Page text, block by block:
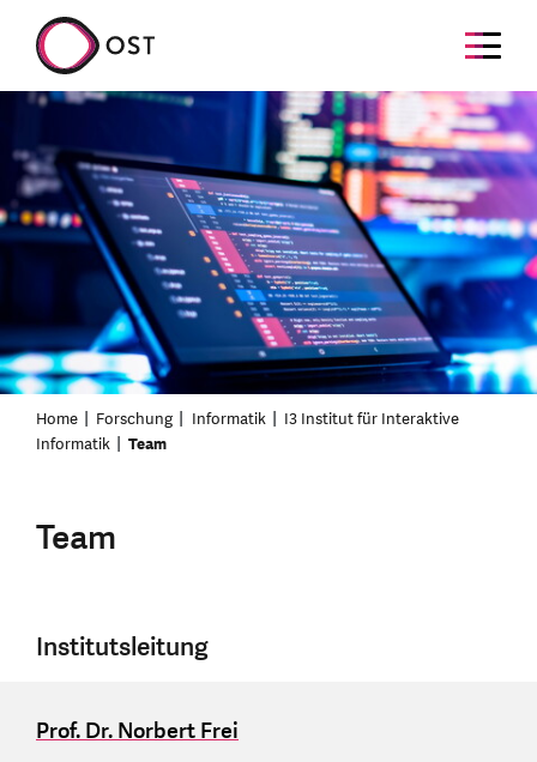
Home Forschung Informatik
I3 Institut für Interaktive
Informatik
Team
Team
Institutsleitung
Prof. Dr. Norbert Frei